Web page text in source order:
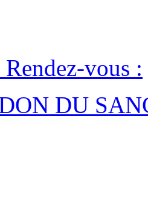
vous :
DU